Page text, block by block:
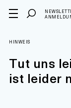
HINWEIS
Tut uns
ist leider